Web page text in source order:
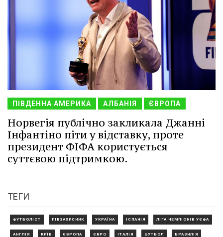
ПІВДЕННА АМЕРИКА АЛБАНІЯ ЄВРОПА
Норвегія публічно закликала Джанні
Інфантіно піти у відставку, проте
президент ФІФА користується
суттєвою підтримкою.
ТЕГИ
ФУТБОЛІСТ ПІВЗАХИСНИК УКРАЇНА ІСПАНІЯ ЛІГА ЧЕМПІОНІВ УЄФА
АНГЛІЯ КИЇВ ЄВРОПА ЄВРО ІТАЛІЯ ФУТБОЛ БРАЗИЛІЯ